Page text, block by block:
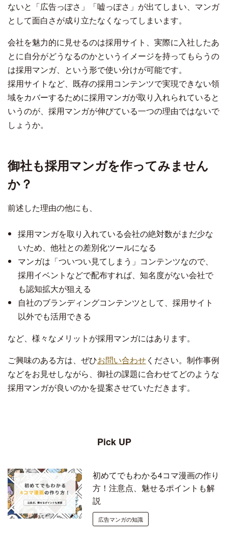
ないと「広告っぽさ」「嘘っぽさ」が出てしまい、マンガ
として面白さが成り立たなくなってしまいます。
会社を魅力的に見せるのは採用サイト、実際に入社したあ
とに自分がどうなるのかというイメージを持ってもらうの
は採用マンガ、という形で使い分けが可能です。
採用サイトなど、既存の採用コンテンツで実現できない領
域をカバーするために採用マンガが取り入れられていると
いうのが、採用マンガが伸びている一つの理由ではないで
しょうか。
御社も採用マンガを作ってみません
か？
前述した理由の他にも、
採用マンガを取り入れている会社の絶対数がまだ少な
いため、他社との差別化ツールになる
マンガは「ついつい見てしまう」コンテンツなので、
採用イベントなどで配布すれば、知名度がない会社で
も認知拡大が狙える
自社のブランディングコンテンツとして、採用サイト
以外でも活用できる
など、様々なメリットが採用マンガにはあります。
ご興味のある方は、ぜひお問い合わせください。制作事例
などをお見せしながら、御社の課題に合わせてどのような
採用マンガが良いのかを提案させていただきます。
Pick UP
初めてでもわかる4コマ漫画の作り
方！注意点、魅せるポイントも解
説
広告マンガの知識